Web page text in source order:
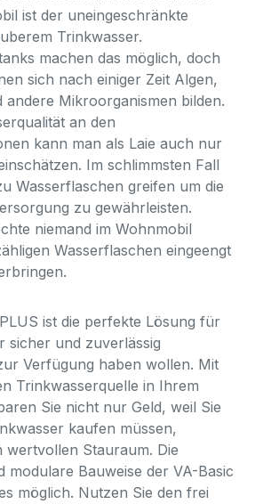
ist der uneingeschränkte
Trinkwasser.
machen das möglich, doch
sich nach einiger Zeit Algen,
andere Mikroorganismen bilden.
an den
kann man als Laie auch nur
Im schlimmsten Fall
Wasserflaschen greifen um die
zu gewährleisten.
niemand im Wohnmobil
Wasserflaschen eingeengt
ist die perfekte Lösung für
sicher und zuverlässig
Verfügung haben wollen. Mit
Trinkwasserquelle in Ihrem
Sie nicht nur Geld, weil Sie
kaufen müssen,
wertvollen Stauraum. Die
modulare Bauweise der VA-Basic
möglich. Nutzen Sie den frei